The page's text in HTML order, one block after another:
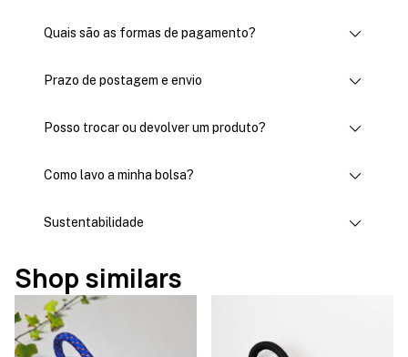
Quais são as formas de pagamento?
Prazo de postagem e envio
Posso trocar ou devolver um produto?
Como lavo a minha bolsa?
Sustentabilidade
Shop similars